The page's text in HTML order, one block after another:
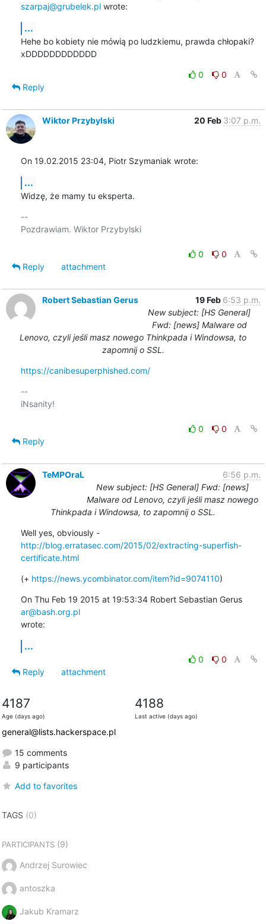
szarpaj@grubelek.pl wrote:
...
Hehe bo kobiety nie mówią po ludzkiemu, prawda chłopaki?
xDDDDDDDDDDDD
0
0
Reply
Wiktor Przybylski 20 Feb 3:07 p.m.
On 19.02.2015 23:04, Piotr Szymaniak wrote:
...
Widzę, że mamy tu eksperta.
--
Pozdrawiam. Wiktor Przybylski
0
0
Reply
attachment
Robert Sebastian Gerus 19 Feb 6:53 p.m.
New subject: [HS General]
Fwd: [news] Malware od
Lenovo, czyli jeśli masz nowego Thinkpada i Windowsa, to
zapomnij o SSL.
https://canibesuperphished.com/
--
iNsanity!
0
0
Reply
TeMPOraL
6:56 p.m.
New subject: [HS General] Fwd: [news]
Malware od Lenovo, czyli jeśli masz nowego
Thinkpada i Windowsa, to zapomnij o SSL.
Well yes, obviously -
http://blog.erratasec.com/2015/02/extracting-superfish-
certificate.html
(+ https://news.ycombinator.com/item?id=9074110)
On Thu Feb 19 2015 at 19:53:34 Robert Sebastian Gerus
ar@bash.org.pl
wrote:
...
0
0
Reply
attachment
4187
Age (days ago)
4188
Last active (days ago)
general@lists.hackerspace.pl
15 comments
9 participants
Add to favorites
TAGS (0)
PARTICIPANTS(9)
Andrzej Surowiec
antoszka
Jakub Kramarz